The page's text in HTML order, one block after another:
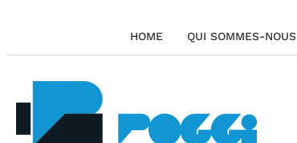
HOME QUI SOMMES-NOUS